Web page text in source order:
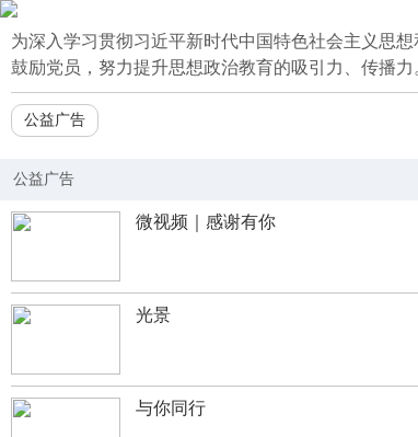
为深入学习贯彻习近平新时代中国特色社会主义思
鼓励党员，努力提升思想政治教育的吸引力、传播力
公益广告
公益广告
微视频｜感谢有你
光景
与你同行